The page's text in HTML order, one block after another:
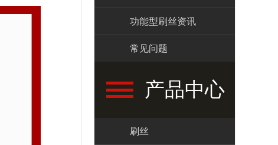
功能型刷丝资讯
常见问题
产品中心
刷丝